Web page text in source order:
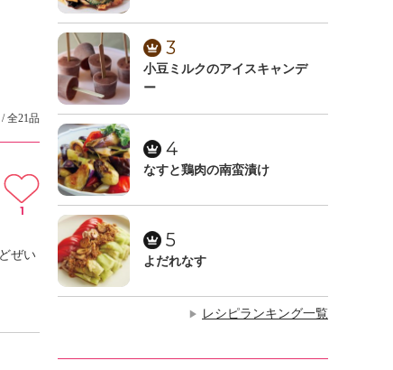
全21品
ぜい
1
3
小豆ミルクのアイスキャンデ
ー
4
なすと鶏肉の南蛮漬け
5
よだれなす
▶ レシピランキング一覧